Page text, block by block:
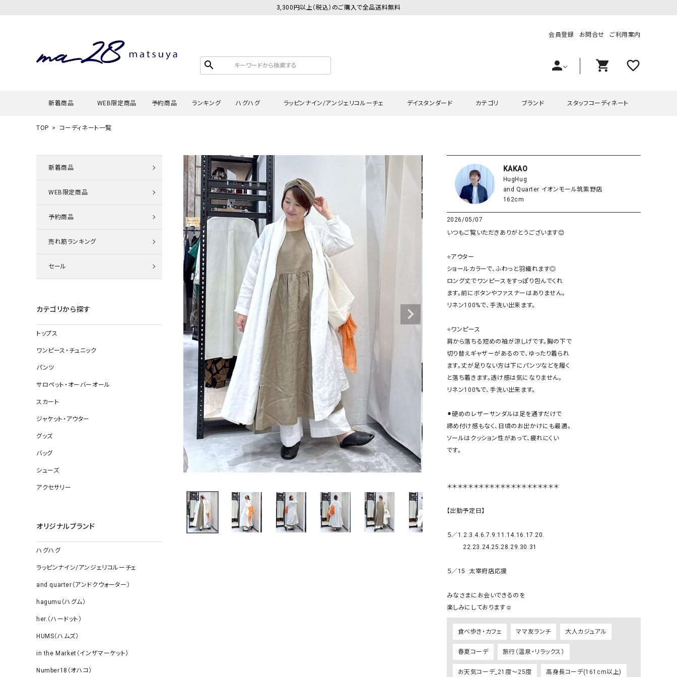
3,300円以上（税込）のご購入で全品送料無料
search
会員登録 お問合せ ご利用案内
person shopping_cart favorite_outline
新着商品 WEB限定商品 予約商品 ランキング ハグハグ
タンクトップ・キャミソール
カーディガン・ベスト
シャツ・ブラウス
スウェット・パーカー
ニット
その他のパンツ
デニムパンツ
ロング・マキシ丈
その他スカート
ジャケット
コート
すべて見る
バッグ
靴
帽子
ソックス
その他雑貨
ラッピンナイン/アンジェリコルーチェ
シャツ・ブラウス
カーディガン
ベスト
ニット
タンクトップ・キャミソール
チュニック
デニムパンツ
その他のパンツ
ジャケット
その他アウター
デイスタンダード
カーディガン・ベスト
シャツ・ブラウス
スウェット・パーカー
チュニック
その他スカート
靴
帽子
ソックス・その他雑貨
カテゴリ
ワンピース・チュニック
サロペット・オーバーオール
スカート
ジャケット・アウター
サロペット・オーバーオール
ジャケット・アウター
グッズ
ブランド
ラッピンナイン/アンジェリコルーチェ
hagumu（ハグム）
her.（ハードット）
and quarter（アンドクウォーター） HUMS（ハムズ）
Our.（アワードット）
1 metre carre（アンメートルキャレ ）
ASFVLT（アスファルト）
CUBE SUGAR（キューブシュガー）
DENIM DUNGAREE（デニムダンガリー）
EVOL（イーボル）
SCOTCH&SODA（スコッチ
ダ）
FLAVOR TEE（フレーバーティー） squady by graphite（スカ
スタッフコーディネート
TOP コーディネート一覧
新着商品
WEB限定商品
予約商品
売れ筋ランキング
セール
カテゴリから探す
トップス
ワンピース・チュニック
パンツ
サロペット・オーバーオール
スカート
ジャケット・アウター
グッズ
バッグ
シューズ
アクセサリー
オリジナルブランド
ハグハグ
ラッピンナイン/アンジェリコルーチェ
and quarter（アンドクウォーター）
hagumu（ハグム）
her.（ハードット）
HUMS（ハムズ）
in the Market（インザマーケット）
Number18（オハコ）
KAKAO
HugHug
and Quarter イオンモール筑紫野店
162cm
2026/05/07
いつもご覧いただきありがとうございます😊
⭐️アウター
ショールカラーで、ふわっと羽織れます◎
ロング丈でワンピースをすっぽり包んでくれ
ます。前にボタンやファスナーはありません。
リネン100%で、手洗い出来ます。
⭐️ワンピース
肩から落ちる短めの袖が涼しげです。胸の下で
切り替えギャザーがあるので、ゆったり着られ
ます。丈が足りない方は下にパンツなどを履く
と落ち着きます。透け感は気になりません。
リネン100%で、手洗い出来ます。
⚫︎硬めのレザーサンダルは足を通すだけで
締め付け感もなく、日頃のお出かけにも最適。
ソールはクッション性があって、疲れにくい
です。
＊＊＊＊＊＊＊＊＊＊＊＊＊＊＊＊＊＊＊＊＊
【出勤予定日】
５／1.2.3.4.6.7.9.11.14.16.17.20.
５／15  太宰府店応援
みなさまにお会いできるのを
食べ歩き・カフェ ママ友ランチ 大人カジュアル
春夏コーデ 旅行（温泉・リラックス）
お天気コーデ_21度～25度 高身長コーデ(161cm以上)